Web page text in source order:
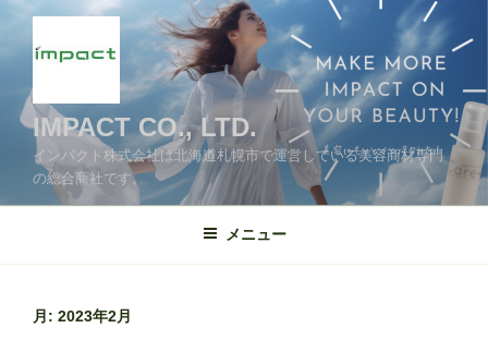
IMPACT CO., LTD.
インパクト株式会社は北海道札幌市で運営している美容商材専門
の総合商社です。
メニュー
月: 2023年2月